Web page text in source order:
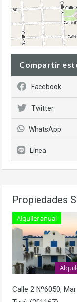
Compartir
Facebook
Twitter
WhatsApp
Línea
Propiedades
Alquiler anual
Calle 2 Nº6050, Mar